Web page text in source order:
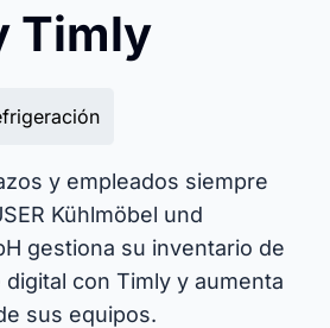
Timly
y empleados siempre
Kühlmöbel und
gestiona su inventario de
con Timly y aumenta
sus equipos.